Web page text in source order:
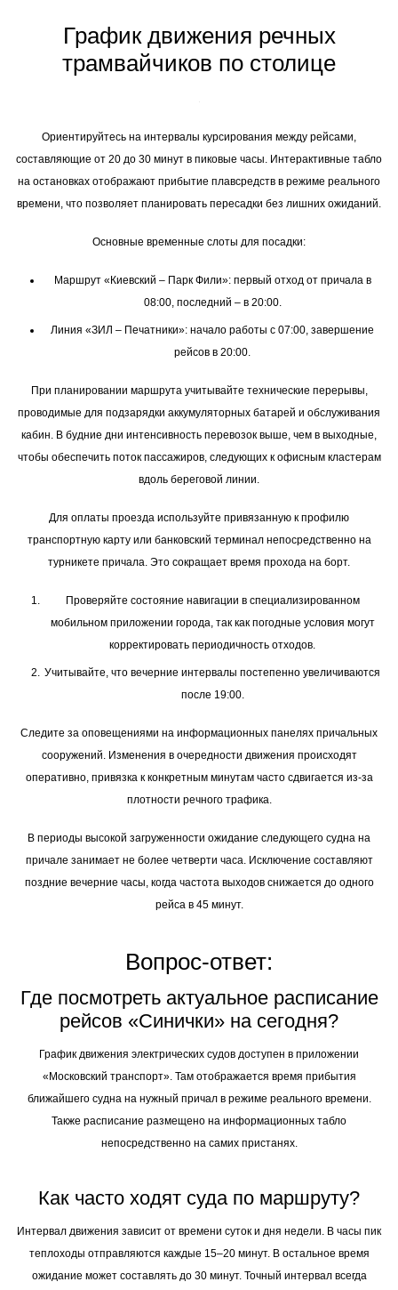
График движения речных
трамвайчиков по столице
Ориентируйтесь на интервалы курсирования между рейсами,
составляющие от 20 до 30 минут в пиковые часы. Интерактивные табло
на остановках отображают прибытие плавсредств в режиме реального
времени, что позволяет планировать пересадки без лишних ожиданий.
Основные временные слоты для посадки:
Маршрут «Киевский – Парк Фили»: первый отход от причала в
08:00, последний – в 20:00.
Линия «ЗИЛ – Печатники»: начало работы с 07:00, завершение
рейсов в 20:00.
При планировании маршрута учитывайте технические перерывы,
проводимые для подзарядки аккумуляторных батарей и обслуживания
кабин. В будние дни интенсивность перевозок выше, чем в выходные,
чтобы обеспечить поток пассажиров, следующих к офисным кластерам
вдоль береговой линии.
Для оплаты проезда используйте привязанную к профилю
транспортную карту или банковский терминал непосредственно на
турникете причала. Это сокращает время прохода на борт.
Проверяйте состояние навигации в специализированном
мобильном приложении города, так как погодные условия могут
корректировать периодичность отходов.
Учитывайте, что вечерние интервалы постепенно увеличиваются
после 19:00.
Следите за оповещениями на информационных панелях причальных
сооружений. Изменения в очередности движения происходят
оперативно, привязка к конкретным минутам часто сдвигается из-за
плотности речного трафика.
В периоды высокой загруженности ожидание следующего судна на
причале занимает не более четверти часа. Исключение составляют
поздние вечерние часы, когда частота выходов снижается до одного
рейса в 45 минут.
Вопрос-ответ:
Где посмотреть актуальное расписание
рейсов «Синички» на сегодня?
График движения электрических судов доступен в приложении
«Московский транспорт». Там отображается время прибытия
ближайшего судна на нужный причал в режиме реального времени.
Также расписание размещено на информационных табло
непосредственно на самих пристанях.
Как часто ходят суда по маршруту?
Интервал движения зависит от времени суток и дня недели. В часы пик
теплоходы отправляются каждые 15–20 минут. В остальное время
ожидание может составлять до 30 минут. Точный интервал всегда